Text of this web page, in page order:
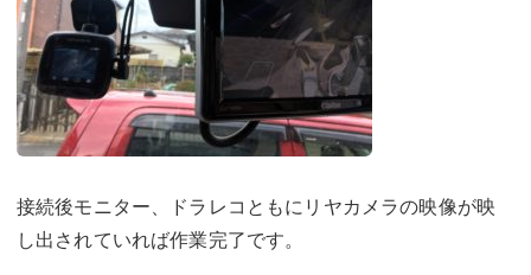
接続後モニター、ドラレコともにリヤカメラの映像が映
し出されていれば作業完了です。